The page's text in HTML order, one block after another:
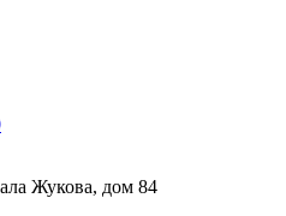
Жукова, дом 84